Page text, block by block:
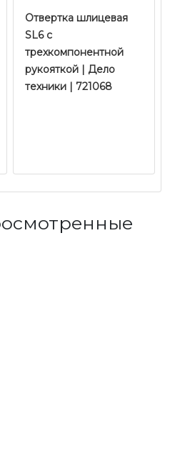
Отвертка шлицевая
SL6 c
трехкомпонентной
рукояткой | Дело
техники | 721068